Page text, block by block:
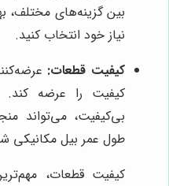
بین گزینه‌های مختلف،
نیاز خود انتخاب کنید.
کیفیت قطعات:
کیفیت را عرضه کند.
بی‌کیفیت، می‌تواند
طول عمر بیل مکانیکی
کیفیت قطعات،